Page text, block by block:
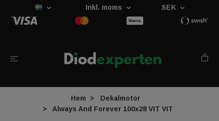
Inkl. moms SEK
Hem
Dekalmotor
Always And Forever 100x28 VIT VIT